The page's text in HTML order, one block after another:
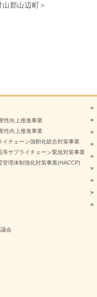
郡山辺町＞
性向上推進事業
性向上推進事業
イチェーン強靭化総合対策事業
等サプライチェーン緊急対策事業
管理体制強化対策事業(HACCP)
会